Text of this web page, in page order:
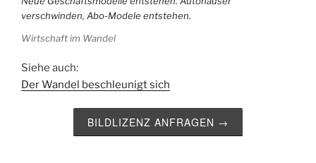
Wirtschaft im Wandel
Siehe auch:
Der Wandel beschleunigt sich
BILDLIZENZ ANFRAGEN →